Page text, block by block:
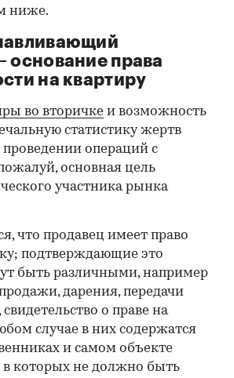
/ 00:00
ниже.
основание права
на квартиру
во вторичке и возможность
статистику жертв
операций с
основная цель
участника рынка
что продавец имеет право
подтверждающие это
быть различными, например
дарения, передачи
о праве на
случае в них содержатся
и самом объекте
которых не должно быть